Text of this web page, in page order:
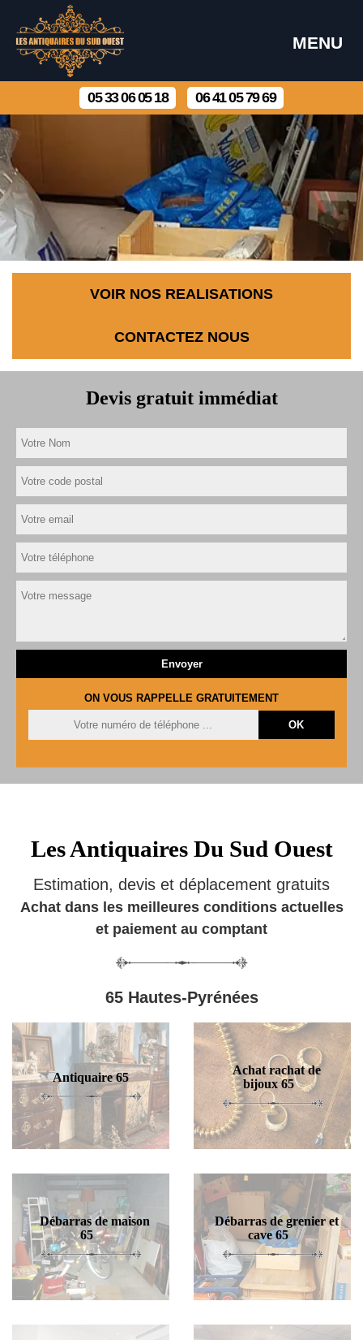
MENU
05 33 06 05 18 06 41 05 79 69
VOIR NOS REALISATIONS
CONTACTEZ NOUS
Devis gratuit immédiat
ON VOUS RAPPELLE GRATUITEMENT
Les Antiquaires Du Sud Ouest
Estimation, devis et déplacement gratuits
Achat dans les meilleures conditions actuelles
et paiement au comptant
65 Hautes-Pyrénées
Antiquaire 65
Achat rachat de
bijoux 65
Débarras de maison
65
Débarras de grenier et
cave 65